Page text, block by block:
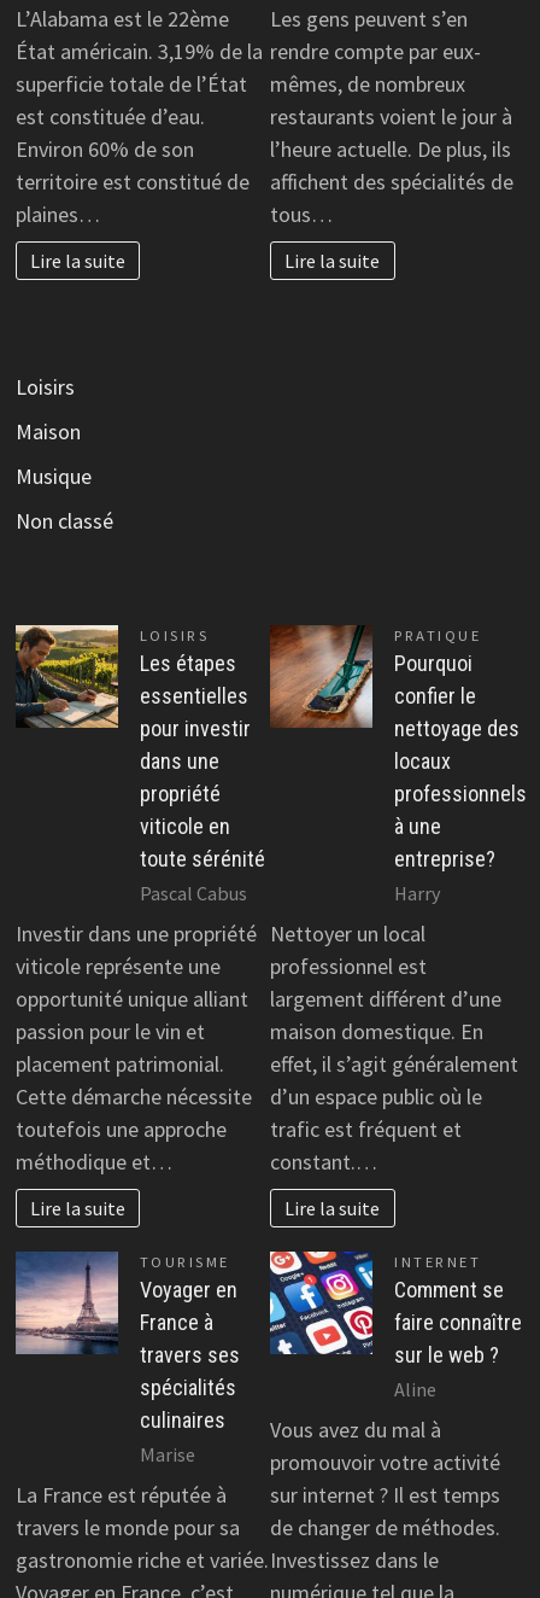
L’Alabama est le 22ème
État américain. 3,19% de la
superficie totale de l’État
est constituée d’eau.
Environ 60% de son
territoire est constitué de
plaines…
Lire la suite
Les gens peuvent s’en
rendre compte par eux-
mêmes, de nombreux
restaurants voient le jour à
l’heure actuelle. De plus, ils
affichent des spécialités de
tous…
Lire la suite
Loisirs
Maison
Musique
Non classé
LOISIRS
Les étapes
essentielles
pour investir
dans une
propriété
viticole en
toute sérénité
Pascal Cabus
Investir dans une propriété
viticole représente une
opportunité unique alliant
passion pour le vin et
placement patrimonial.
Cette démarche nécessite
toutefois une approche
méthodique et…
Lire la suite
PRATIQUE
Pourquoi
confier le
nettoyage des
locaux
professionnels
à une
entreprise?
Harry
Nettoyer un local
professionnel est
largement différent d’une
maison domestique. En
effet, il s’agit généralement
d’un espace public où le
trafic est fréquent et
constant.…
Lire la suite
TOURISME
Voyager en
France à
travers ses
spécialités
culinaires
Marise
La France est réputée à
travers le monde pour sa
gastronomie riche et variée.
Voyager en France, c’est
INTERNET
Comment se
faire connaître
sur le web ?
Aline
Vous avez du mal à
promouvoir votre activité
sur internet ? Il est temps
de changer de méthodes.
Investissez dans le
numérique tel que la